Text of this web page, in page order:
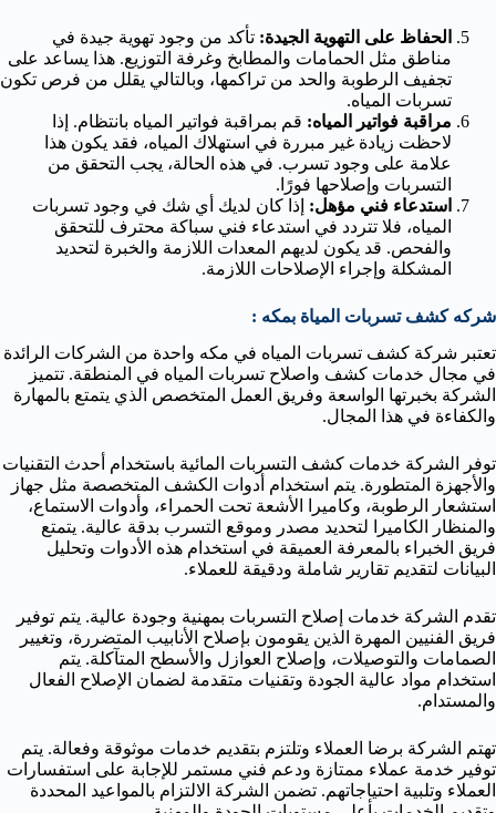
الحفاظ على التهوية الجيدة: تأكد من وجود تهوية جيدة في
مناطق مثل الحمامات والمطابخ وغرفة التوزيع. هذا يساعد على
تجفيف الرطوبة والحد من تراكمها، وبالتالي يقلل من فرص تكون
تسربات المياه.
مراقبة فواتير المياه: قم بمراقبة فواتير المياه بانتظام. إذا
لاحظت زيادة غير مبررة في استهلاك المياه، فقد يكون هذا
علامة على وجود تسرب. في هذه الحالة، يجب التحقق من
التسربات وإصلاحها فورًا.
استدعاء فني مؤهل: إذا كان لديك أي شك في وجود تسربات
المياه، فلا تتردد في استدعاء فني سباكة محترف للتحقق
والفحص. قد يكون لديهم المعدات اللازمة والخبرة لتحديد
المشكلة وإجراء الإصلاحات اللازمة.
شركه كشف تسربات المياة بمكه :
تعتبر شركة كشف تسربات المياه في مكه واحدة من الشركات الرائدة
في مجال خدمات كشف واصلاح تسربات المياه في المنطقة. تتميز
الشركة بخبرتها الواسعة وفريق العمل المتخصص الذي يتمتع بالمهارة
والكفاءة في هذا المجال.
توفر الشركة خدمات كشف التسربات المائية باستخدام أحدث التقنيات
والأجهزة المتطورة. يتم استخدام أدوات الكشف المتخصصة مثل جهاز
استشعار الرطوبة، وكاميرا الأشعة تحت الحمراء، وأدوات الاستماع،
والمنظار الكاميرا لتحديد مصدر وموقع التسرب بدقة عالية. يتمتع
فريق الخبراء بالمعرفة العميقة في استخدام هذه الأدوات وتحليل
البيانات لتقديم تقارير شاملة ودقيقة للعملاء.
تقدم الشركة خدمات إصلاح التسربات بمهنية وجودة عالية. يتم توفير
فريق الفنيين المهرة الذين يقومون بإصلاح الأنابيب المتضررة، وتغيير
الصمامات والتوصيلات، وإصلاح العوازل والأسطح المتآكلة. يتم
استخدام مواد عالية الجودة وتقنيات متقدمة لضمان الإصلاح الفعال
والمستدام.
تهتم الشركة برضا العملاء وتلتزم بتقديم خدمات موثوقة وفعالة. يتم
توفير خدمة عملاء ممتازة ودعم فني مستمر للإجابة على استفسارات
العملاء وتلبية احتياجاتهم. تضمن الشركة الالتزام بالمواعيد المحددة